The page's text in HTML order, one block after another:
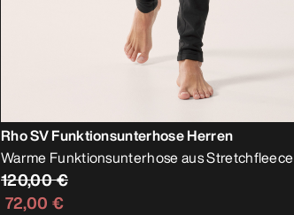
Rho SV Funktionsunterhose Herren
Warme Funktionsunterhose aus Stretchfleece
120,00 €
72,00 €